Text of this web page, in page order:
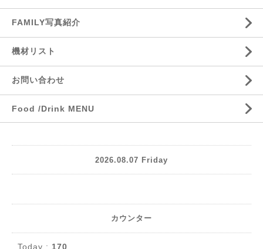
FAMILY写真紹介
機材リスト
お問い合わせ
Food /Drink MENU
2026.08.07 Friday
カウンター
Today : 170